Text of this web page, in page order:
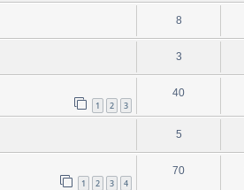
8
3
1 2 3
40
5
1 2 3 4
70